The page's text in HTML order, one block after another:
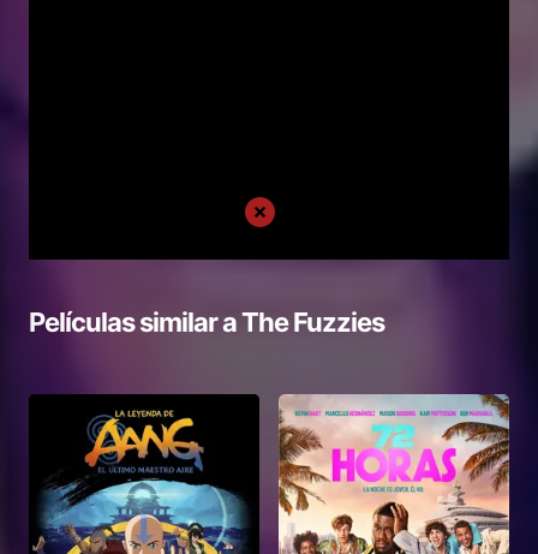
Películas similar aThe Fuzzies